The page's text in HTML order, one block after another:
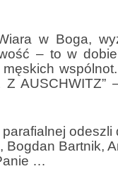
w Boga,
– to w
AUSCHWITZ”
odeszli
Bogdan Bartnik,
…